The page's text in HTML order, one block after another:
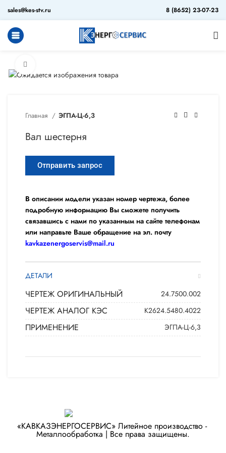
sales@kes-stv.ru 8 (8652) 23-07-23
Главная ЭГПА-Ц-6,3
Вал шестерня
Отправить запрос
В описании модели указан номер чертежа, более
подробную информацию Вы сможете получить
связавшись с нами по указанным на сайте телефонам
или направьте Ваше обращение на эл. почту
kavkazenergoservis@mail.ru
ДЕТАЛИ
ЧЕРТЕЖ ОРИГИНАЛЬНЫЙ 24.7500.002
ЧЕРТЕЖ АНАЛОГ КЭС К2624.5480.4022
ПРИМЕНЕНИЕ ЭГПА-Ц-6,3
«КАВКАЗЭНЕРГОСЕРВИС» ​Литейное производство - ​
Металлообработка | Все права защищены.